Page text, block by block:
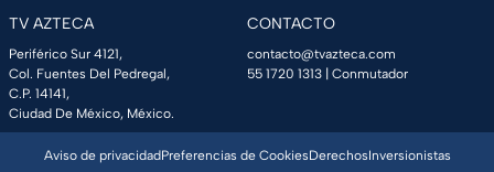
TV AZTECA
Periférico Sur 4121,
Col. Fuentes Del Pedregal,
C.P. 14141,
Ciudad De México, México.
CONTACTO
contacto@tvazteca.com
55 1720 1313 | Conmutador
Aviso de privacidadPreferencias de CookiesDerechosInversionistas